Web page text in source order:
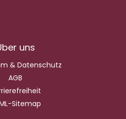
uns
& Datenschutz
AGB
Sitemap